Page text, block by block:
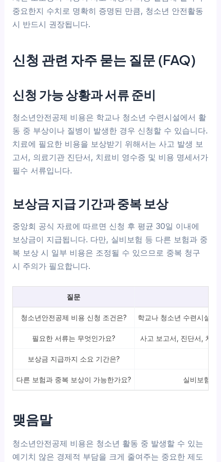
중요한지 수치로 명확히 증명된 만큼, 청소년 안전활동
시 반드시 권장됩니다.
신청 관련 자주 묻는 질문 (FAQ)
신청 가능 상황과 서류 준비
청소년안전공제 비용은 학교나 청소년 수련시설에서 활
동 중 부상이나 질병이 발생한 경우 신청할 수 있습니다.
치료에 필요한 비용을 보상받기 위해서는 사고 발생 보
고서, 의료기관 진단서, 치료비 영수증 및 비용 명세서가
필수 서류입니다.
보상금 지급 기간과 중복 보상
중앙회 공식 자료에 따르면 신청 후 평균 30일 이내에
보상금이 지급됩니다. 다만, 실비보험 등 다른 보험과 중
복 보상 시 일부 비용은 조정될 수 있으므로 중복 청구
시 주의가 필요합니다.
질문
청소년안전공제 비용 신청 조건은? 학교나 청소년 수련시설
필요한 서류는 무엇인가요? 사고 보고서, 진단서, 치
보상금 지급까지 소요 기간은?
다른 보험과 중복 보상이 가능한가요? 실비보험
맺음말
청소년안전공제 비용은 청소년 활동 중 발생할 수 있는
예기치 않은 경제적 부담을 크게 줄여주는 중요한 제도